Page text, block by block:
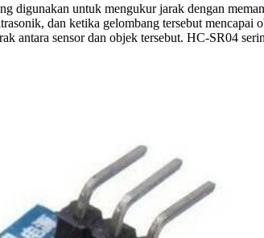
digunakan untuk mengukur jarak dengan
dan ketika gelombang tersebut
antara sensor dan objek tersebut. HC-SR04